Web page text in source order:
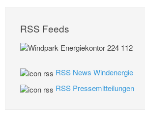
RSS Feeds
RSS News Windenergie
RSS Pressemitteilungen